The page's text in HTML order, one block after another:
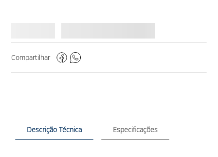
Compartilhar
Descrição Técnica Especificações